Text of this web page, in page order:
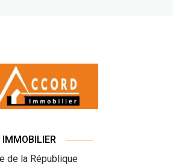
IMMOBILIER
de la République